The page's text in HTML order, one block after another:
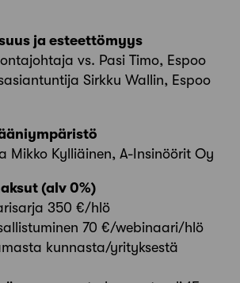
ja esteettömyys
vs. Pasi Timo, Espoo
Sirkku Wallin, Espoo
Mikko Kylliäinen, A-Insinöörit Oy
(alv 0%)
350 €/hlö
70 €/webinaari/hlö
kunnasta/yrityksestä